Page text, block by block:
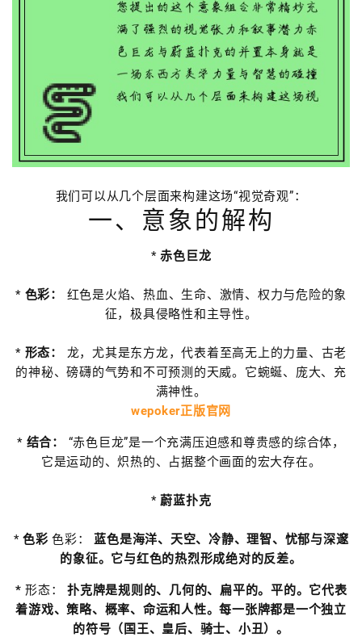
我们可以从几个层面来构建这场“视觉奇观”：
一、意象的解构
*赤色巨龙
* 色彩：
红色是火焰、热血、生命、激情、权力与危险的象
征，极具侵略性和主导性。
* 形态：
龙，尤其是东方龙，代表着至高无上的力量、古老
的神秘、磅礴的气势和不可预测的天威。它蜿蜒、庞大、充
满神性。
wepoker正版官网
* 结合：
“赤色巨龙”是一个充满压迫感和尊贵感的综合体，
它是运动的、炽热的、占据整个画面的宏大存在。
*蔚蓝扑克
*色彩色彩：
蓝色是海洋、天空、冷静、理智、忧郁与深邃
的象征。它与红色的热烈形成绝对的反差。
* 形态：
扑克牌是规则的、几何的、扁平的。平的。它代表
着游戏、策略、概率、命运和人性。每一张牌都是一个独立
的符号（国王、皇后、骑士、小丑）。